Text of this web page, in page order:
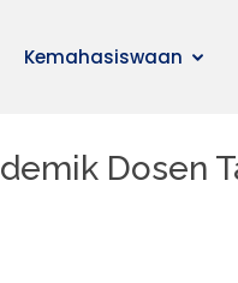
Kemahasiswaan
Dosen